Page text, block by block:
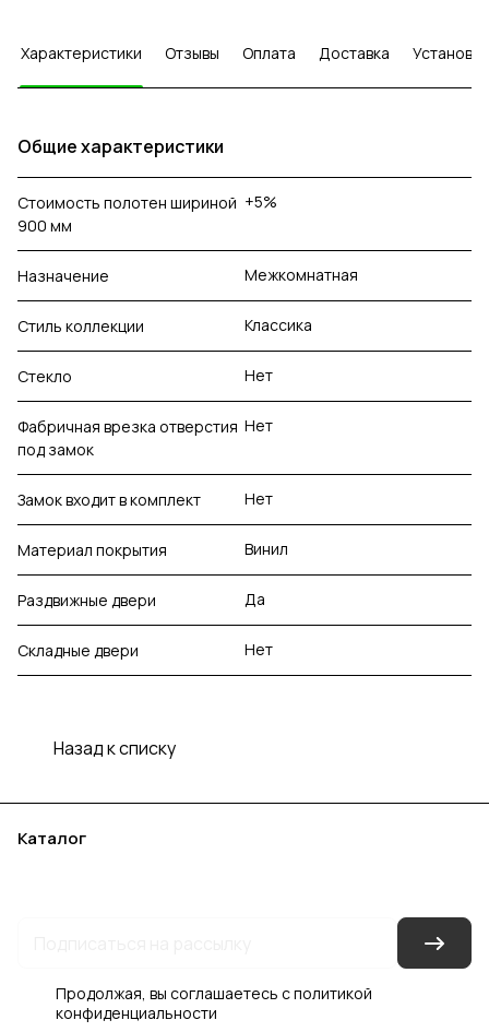
Характеристики Отзывы Оплата Доставка Установка
Общие характеристики
Стоимость полотен шириной
900 мм
+5%
Назначение Межкомнатная
Стиль коллекции Классика
Стекло Нет
Фабричная врезка отверстия
под замок
Нет
Замок входит в комплект Нет
Материал покрытия Винил
Раздвижные двери Да
Складные двери Нет
Назад к списку
Каталог
Продолжая, вы соглашаетесь сполитикой
конфиденциальности